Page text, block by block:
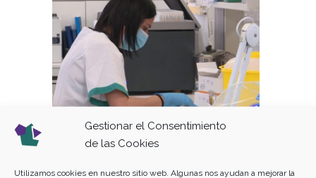
Gestionar el Consentimiento
de las Cookies
Utilizamos cookies en nuestro sitio web. Algunas nos ayudan a mejorar la
Telediario 1 rtve: Prueba
burbuja»